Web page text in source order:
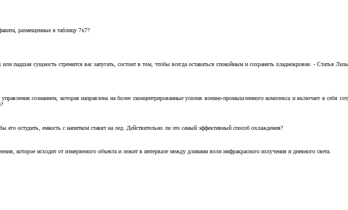
размещенные в таблицу 7х7?
падшая сущность стремится вас запугать, состоит в том, чтобы всегда оставаться спокойным и сохранять хладнокровие. - Статья
сознанием, которая направлена на более сконцентрированные усилия военно-промышленного комплекса и включает в себя
остудить, емкость с напитком ставят на лед. Действительно ли это самый эффективный способ охлаждения?
которое исходит от измеряемого объекта и лежит в интервале между длинами волн инфракрасного излучения и дневного света.